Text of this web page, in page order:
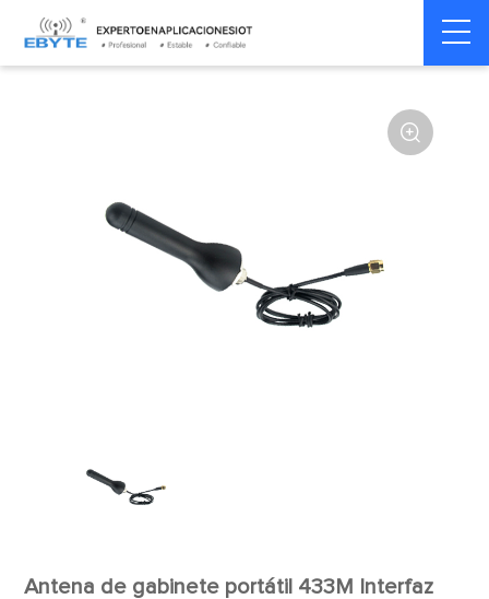
Home > Accesorios > Antena

Antena de gabinete portátil 433M Interfaz